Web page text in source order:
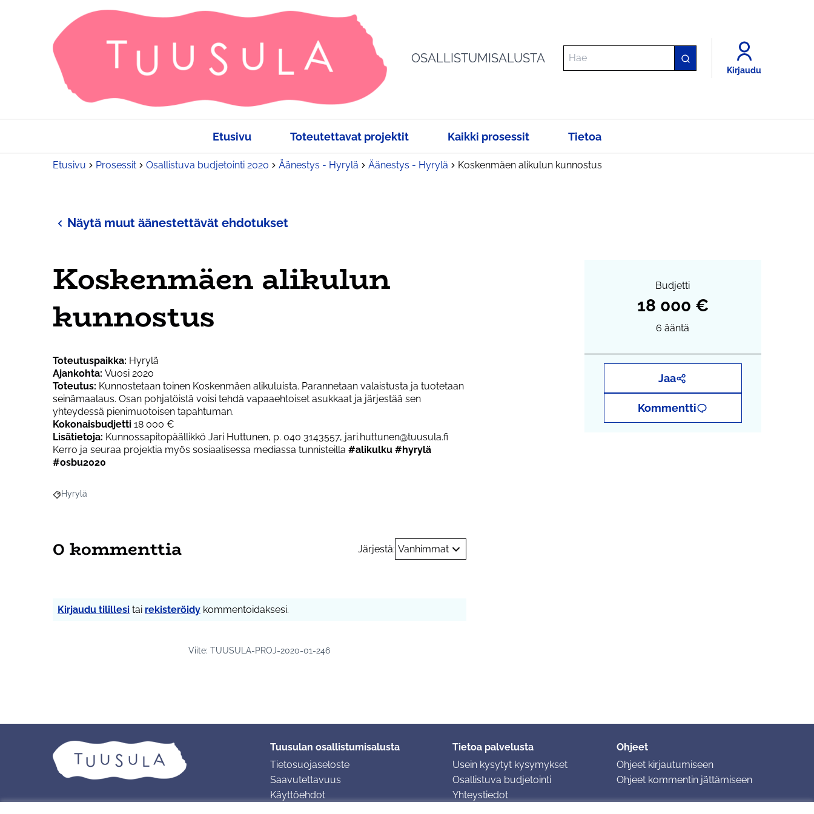
OSALLISTUMISALUSTA
Kirjaudu
Etusivu Toteutettavat projektit Kaikki prosessit Tietoa
Etusivu Prosessit Osallistuva budjetointi 2020 Äänestys - Hyrylä Äänestys - Hyrylä Koskenmäen alikulun kunnostus
Näytä muut äänestettävät ehdotukset
Koskenmäen alikulun
kunnostus
Toteutuspaikka: Hyrylä
Ajankohta: Vuosi 2020
Toteutus: Kunnostetaan toinen Koskenmäen alikuluista. Parannetaan valaistusta ja tuotetaan
seinämaalaus. Osan pohjatöistä voisi tehdä vapaaehtoiset asukkaat ja järjestää sen
yhteydessä pienimuotoisen tapahtuman.
Kokonaisbudjetti 18 000 €
Lisätietoja: Kunnossapitopäällikkö Jari Huttunen, p. 040 3143557, jari.huttunen@tuusula.fi
Kerro ja seuraa projektia myös sosiaalisessa mediassa tunnisteilla #alikulku #hyrylä
#osbu2020
Rajaa tulokset aihepiirin mukaan: Hyrylä
Hyrylä
Budjetti
18 000 €
6ääntä
Jaa
Kommentti
0 kommenttia Järjestä: Vanhimmat
Kirjaudu tilillesi tai rekisteröidy kommentoidaksesi.
Viite: TUUSULA-PROJ-2020-01-246
Tuusulan osallistumisalusta
Tietosuojaseloste
Saavutettavuus
Käyttöehdot
Tietoa palvelusta
Usein kysytyt kysymykset
Osallistuva budjetointi
Yhteystiedot
Ohjeet
Ohjeet kirjautumiseen
Ohjeet kommentin jättämiseen